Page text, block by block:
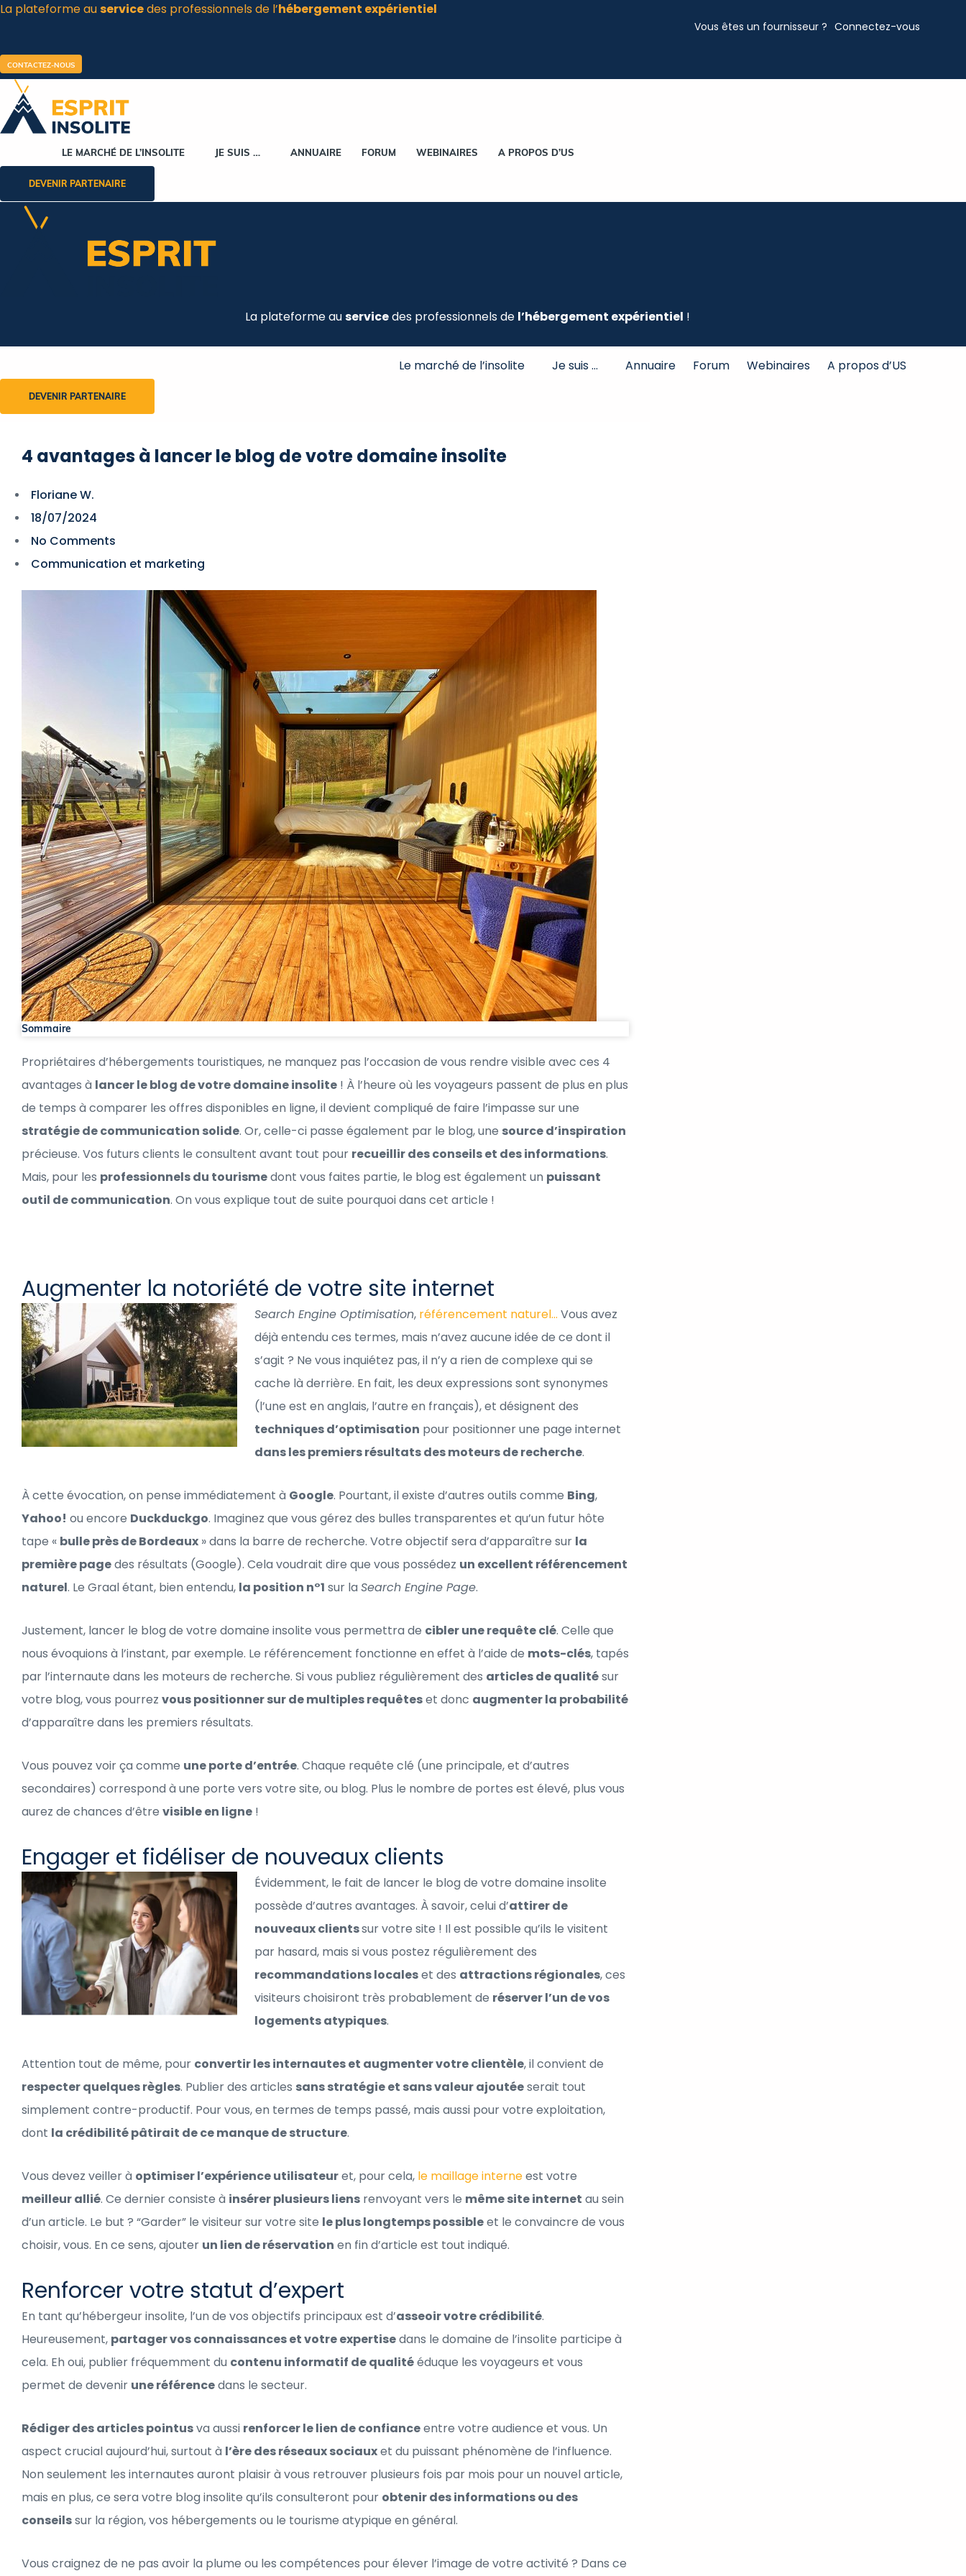
Aller
contenu
La plateforme auservicedes professionnels de l’hébergement expérientiel
Vous êtes un fournisseur ? Connectez-vous
CONTACTEZ-NOUS
LE MARCHÉ DE L’INSOLITE JE SUIS … ANNUAIRE FORUM WEBINAIRES A PROPOS D’US
DEVENIR PARTENAIRE
La plateforme auservicedes professionnels de l’hébergement expérientiel !
Le marché de l’insolite Je suis … Annuaire Forum Webinaires A propos d’US
DEVENIR PARTENAIRE
4 avantages à lancer le blog de votre domaine insolite
Floriane W.
18/07/2024
No Comments
Communication et marketing
Sommaire
Propriétaires d’hébergements touristiques, ne manquez pas l’occasion de vous rendre visible avec ces 4
avantages à lancer le blog de votre domaine insolite ! À l’heure où les voyageurs passent de plus en plus
de temps à comparer les offres disponibles en ligne, il devient compliqué de faire l’impasse sur une
stratégie de communication solide. Or, celle-ci passe également par le blog, une source d’inspiration
précieuse. Vos futurs clients le consultent avant tout pour recueillir des conseils et des informations.
Mais, pour les professionnels du tourismedont vous faites partie, le blog est également un puissant
outil de communication. On vous explique tout de suite pourquoi dans cet article !
Augmenter la notoriété de votre site internet
Search Engine Optimisation, référencement naturel… Vous avez
déjà entendu ces termes, mais n’avez aucune idée de ce dont il
s’agit ? Ne vous inquiétez pas, il n’y a rien de complexe qui se
cache là derrière. En fait, les deux expressions sont synonymes
(l’une est en anglais, l’autre en français), et désignent des
techniques d’optimisation pour positionner une page internet
dans les premiers résultats des moteurs de recherche.
À cette évocation, on pense immédiatement à Google. Pourtant, il existe d’autres outils comme Bing,
Yahoo! ou encore Duckduckgo. Imaginez que vous gérez des bulles transparentes et qu’un futur hôte
tape « bulle près de Bordeaux » dans la barre de recherche. Votre objectif sera d’apparaître sur la
première pagedes résultats (Google). Cela voudrait dire que vous possédez un excellent référencement
naturel. Le Graal étant, bien entendu, la position n°1 sur la Search Engine Page.
Justement, lancer le blog de votre domaine insolite vous permettra de cibler une requête clé. Celle que
nous évoquions à l’instant, par exemple. Le référencement fonctionne en effet à l’aide de mots-clés, tapés
par l’internaute dans les moteurs de recherche. Si vous publiez régulièrement des articles de qualitésur
votre blog, vous pourrez vous positionner sur de multiples requêteset donc augmenter la probabilité
d’apparaître dans les premiers résultats.
Vous pouvez voir ça comme une porte d’entrée. Chaque requête clé (une principale, et d’autres
secondaires) correspond à une porte vers votre site, ou blog. Plus le nombre de portes est élevé, plus vous
aurez de chances d’être visible en ligne !
Engager et fidéliser de nouveaux clients
Évidemment, le fait de lancer le blog de votre domaine insolite
possède d’autres avantages. À savoir, celui d’attirer de
nouveaux clientssur votre site ! Il est possible qu’ils le visitent
par hasard, mais si vous postez régulièrement des
recommandations localeset des attractions régionales, ces
visiteurs choisiront très probablement de réserver l’un de vos
logements atypiques.
Attention tout de même, pour convertir les internautes et augmenter votre clientèle, il convient de
respecter quelques règles. Publier des articles sans stratégie et sans valeur ajoutéeserait tout
simplement contre-productif. Pour vous, en termes de temps passé, mais aussi pour votre exploitation,
dont la crédibilité pâtirait de ce manque de structure.
Vous devez veiller à optimiser l’expérience utilisateuret, pour cela, le maillage interneest votre
meilleur allié. Ce dernier consiste à insérer plusieurs liens renvoyant vers le même site internet au sein
d’un article. Le but ? “Garder” le visiteur sur votre site le plus longtemps possibleet le convaincre de vous
choisir, vous. En ce sens, ajouter un lien de réservation en fin d’article est tout indiqué.
Renforcer votre statut d’expert
En tant qu’hébergeur insolite, l’un de vos objectifs principaux est d’asseoir votre crédibilité.
Heureusement, partager vos connaissances et votre expertisedans le domaine de l’insolite participe à
cela. Eh oui, publier fréquemment du contenu informatif de qualitééduque les voyageurs et vous
permet de devenir une référencedans le secteur.
Rédiger des articles pointusva aussi renforcer le lien de confianceentre votre audience et vous. Un
aspect crucial aujourd’hui, surtout à l’ère des réseaux sociauxet du puissant phénomène de l’influence.
Non seulement les internautes auront plaisir à vous retrouver plusieurs fois par mois pour un nouvel article,
mais en plus, ce sera votre blog insolite qu’ils consulteront pour obtenir des informations ou des
conseilssur la région, vos hébergements ou le tourisme atypique en général.
Vous craignez de ne pas avoir la plume ou les compétences pour élever l’image de votre activité ? Dans ce